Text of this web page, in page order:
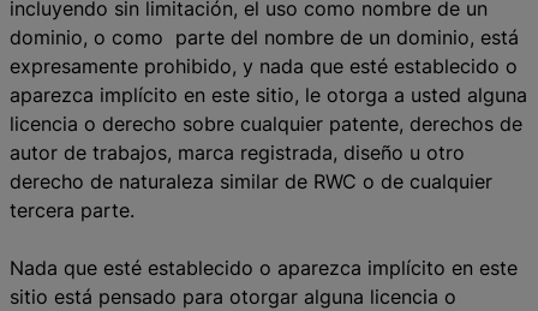
incluyendo sin limitación, el uso como nombre de un
dominio, o como parte del nombre de un dominio, está
expresamente prohibido, y nada que esté establecido o
aparezca implícito en este sitio, le otorga a usted alguna
licencia o derecho sobre cualquier patente, derechos de
autor de trabajos, marca registrada, diseño u otro
derecho de naturaleza similar de RWC o de cualquier
tercera parte.
Nada que esté establecido o aparezca implícito en este
sitio está pensado para otorgar alguna licencia o